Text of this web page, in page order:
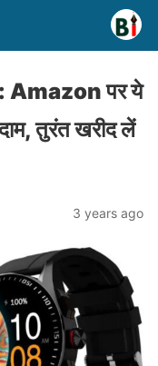
पर ये
दाम, तुरंत खरीद लें
3 years ago